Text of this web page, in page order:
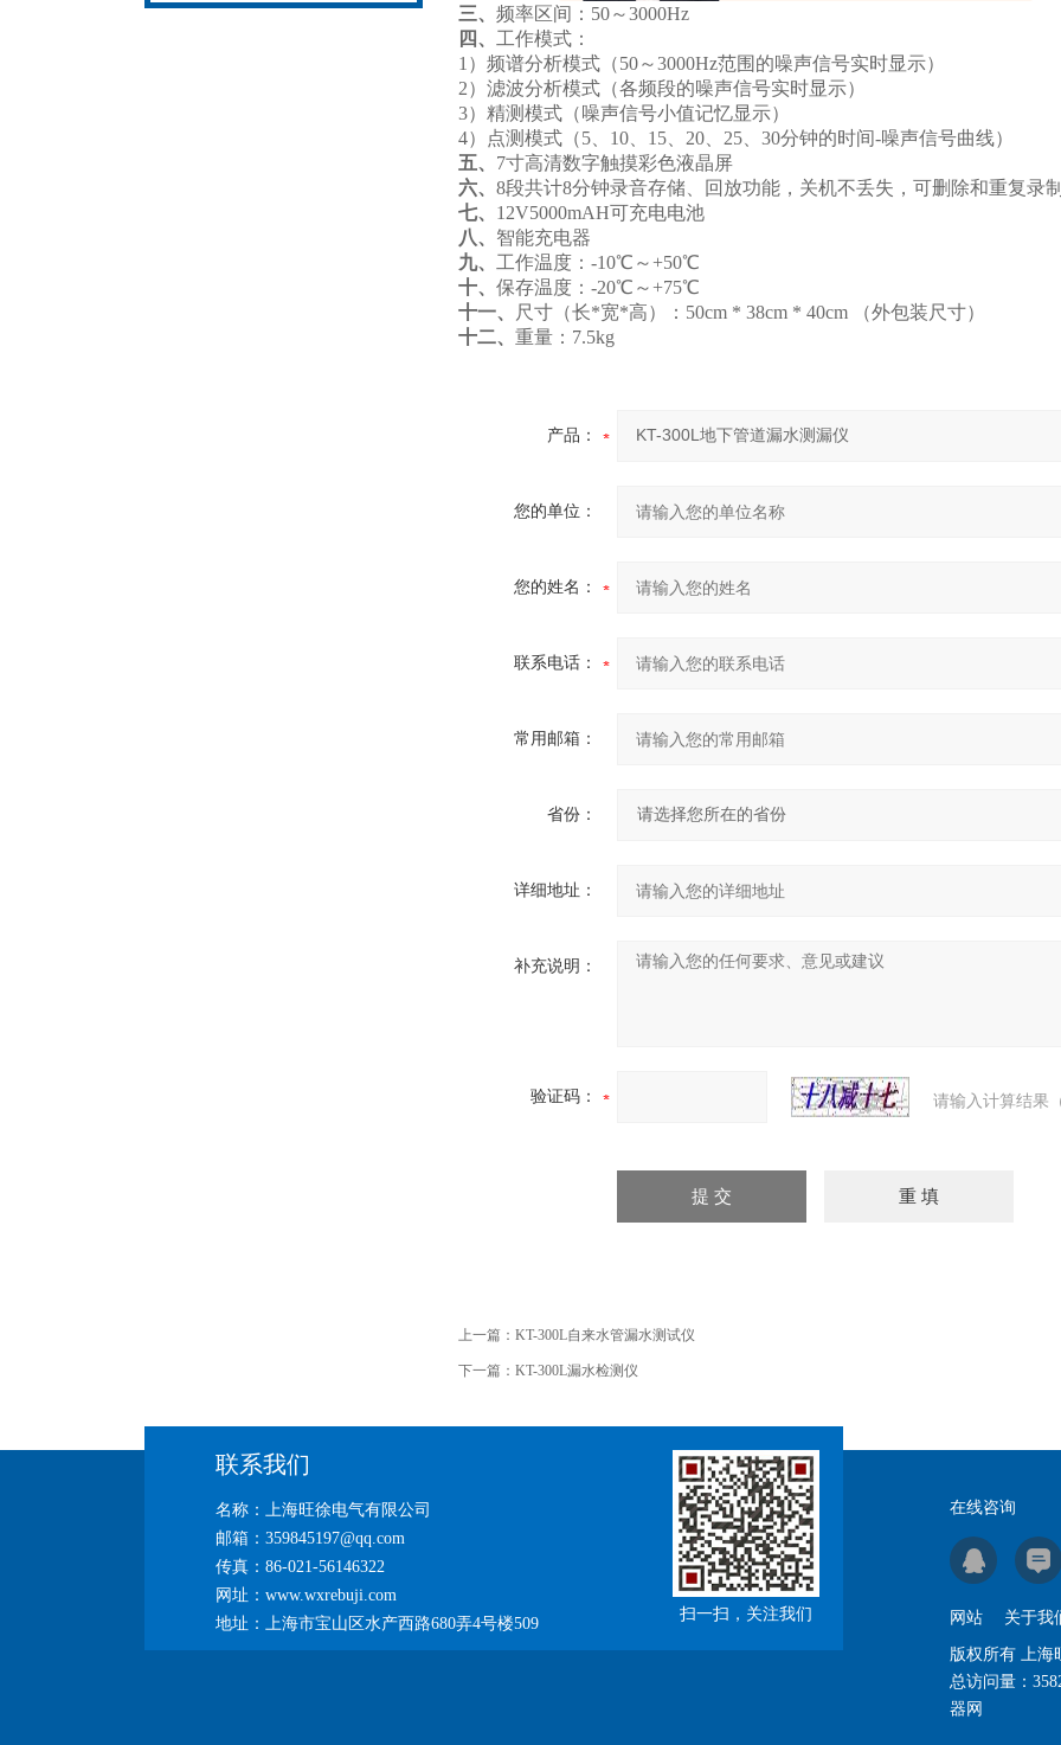
三、 频率区间：50～3000Hz
四、 工作模式：
1）频谱分析模式（50～3000Hz范围的噪声信号实时显示）
2）滤波分析模式（各频段的噪声信号实时显示）
3）精测模式（噪声信号小值记忆显示）
4）点测模式（5、10、15、20、25、30分钟的时间-噪声信号曲线）
五、 7寸高清数字触摸彩色液晶屏
六、 8段共计8分钟录音存储、回放功能，关机不丢失，可删除和重复录
七、 12V5000mAH可充电电池
八、 智能充电器
九、 工作温度：-10℃～+50℃
十、 保存温度：-20℃～+75℃
十一、
尺寸（长*宽*高）：50cm * 38cm * 40cm （外包装尺寸）
十二、 重量：7.5kg
产品：
您的单位：
您的姓名：
联系电话：
常用邮箱：
省份：
详细地址：
补充说明：
验证码： 请输入计算结果
上一篇： KT-300L自来水管漏水测试仪
下一篇： KT-300L漏水检测仪
联系我们
名称：上海旺徐电气有限公司
邮箱：359845197@qq.com
传真：86-021-56146322
网址：www.wxrebuji.com
地址：上海市宝山区水产西路680弄4号楼509
扫一扫，关注我们
在线咨询
网站 关于我
版权所有 上
总访问量：
器网